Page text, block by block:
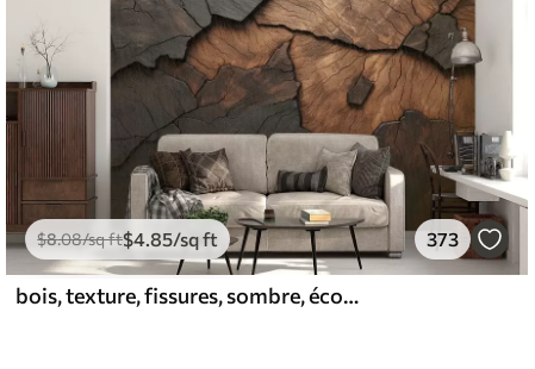
$8.08/sq ft$4.85/sq ft 373
bois, texture, fissures, sombre, écorce, surface